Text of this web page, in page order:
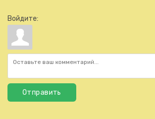
Войдите:
Отправить